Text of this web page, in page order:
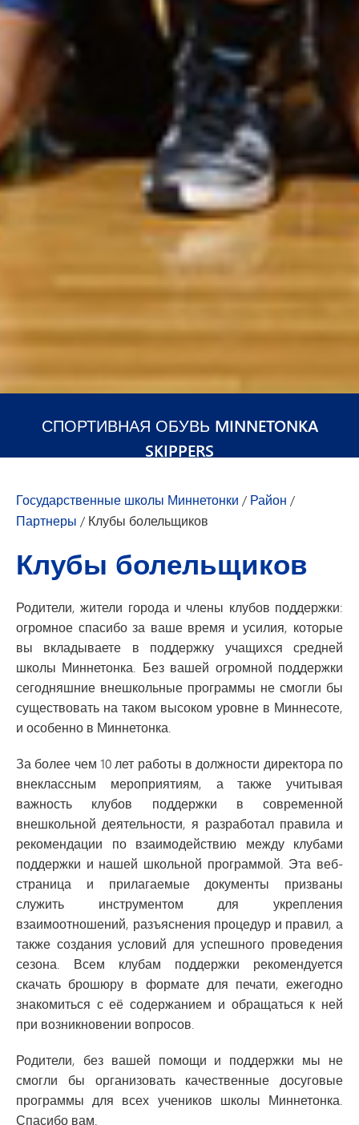
СПОРТИВНАЯ ОБУВЬ MINNETONKA
SKIPPERS
Государственные школы Миннетонки / Район /
Партнеры / Клубы болельщиков
Клубы болельщиков
Родители, жители города и члены клубов поддержки:
огромное спасибо за ваше время и усилия, которые
вы вкладываете в поддержку учащихся средней
школы Миннетонка. Без вашей огромной поддержки
сегодняшние внешкольные программы не смогли бы
существовать на таком высоком уровне в Миннесоте,
и особенно в Миннетонка.
За более чем 10 лет работы в должности директора по
внеклассным мероприятиям, а также учитывая
важность клубов поддержки в современной
внешкольной деятельности, я разработал правила и
рекомендации по взаимодействию между клубами
поддержки и нашей школьной программой. Эта веб-
страница и прилагаемые документы призваны
служить инструментом для укрепления
взаимоотношений, разъяснения процедур и правил, а
также создания условий для успешного проведения
сезона. Всем клубам поддержки рекомендуется
скачать брошюру в формате для печати, ежегодно
знакомиться с её содержанием и обращаться к ней
при возникновении вопросов.
Родители, без вашей помощи и поддержки мы не
смогли бы организовать качественные досуговые
программы для всех учеников школы Миннетонка.
Спасибо вам.